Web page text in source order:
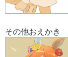
その他おえかき